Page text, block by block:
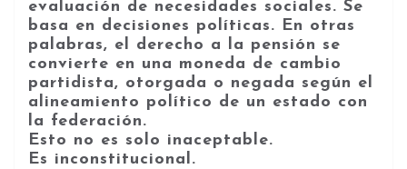
evaluación de necesidades sociales. Se
basa en decisiones políticas. En otras
palabras, el derecho a la pensión se
convierte en una moneda de cambio
partidista, otorgada o negada según el
alineamiento político de un estado con
la federación.
Esto no es solo inaceptable.
Es inconstitucional .